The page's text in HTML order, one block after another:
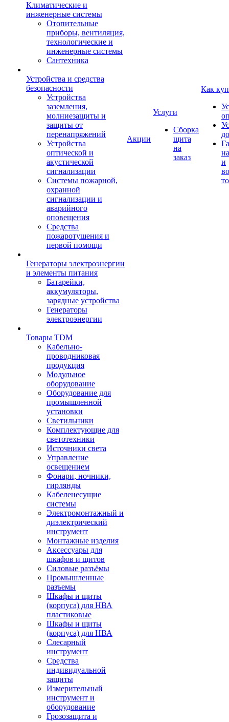
Климатические и
инженерные системы
Отопительные
приборы, вентиляция,
технологические и
инженерные системы
Сантехника
Устройства и средства
безопасности
Устройства
заземления,
молниезащиты и
защиты от
перенапряжений
Устройства
оптической и
акустической
сигнализации
Системы пожарной,
охранной
сигнализации и
аварийного
оповещения
Средства
пожаротушения и
первой помощи
Генераторы электроэнергии
и элементы питания
Батарейки,
аккумуляторы,
зарядные устройства
Генераторы
электроэнергии
Товары TDM
Кабельно-
проводниковая
продукция
Модульное
оборудование
Оборудование для
промышленной
установки
Светильники
Комплектующие для
светотехники
Источники света
Управление
освещением
Фонари, ночники,
гирлянды
Кабеленесущие
системы
Электромонтажный и
диэлектрический
инструмент
Монтажные изделия
Аксессуары для
шкафов и щитов
Силовые разъёмы
Промышленные
разъемы
Шкафы и щиты
(корпуса) для НВА
пластиковые
Шкафы и щиты
(корпуса) для НВА
Слесарный
инструмент
Средства
индивидуальной
защиты
Измерительный
инструмент и
оборудование
Грозозащита и
Акции
Услуги
Сборка
щита
на
заказ
Как
и